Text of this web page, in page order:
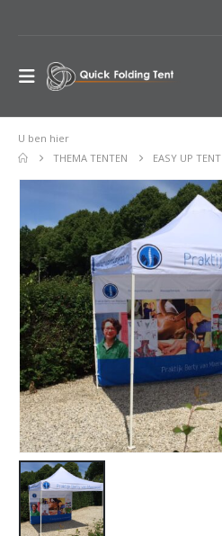
U ben hier
THEMA TENTEN
EASY UP TENT